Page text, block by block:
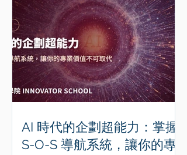
AI 時代的企劃超能力：掌握
S-O-S 導航系統，讓你的專